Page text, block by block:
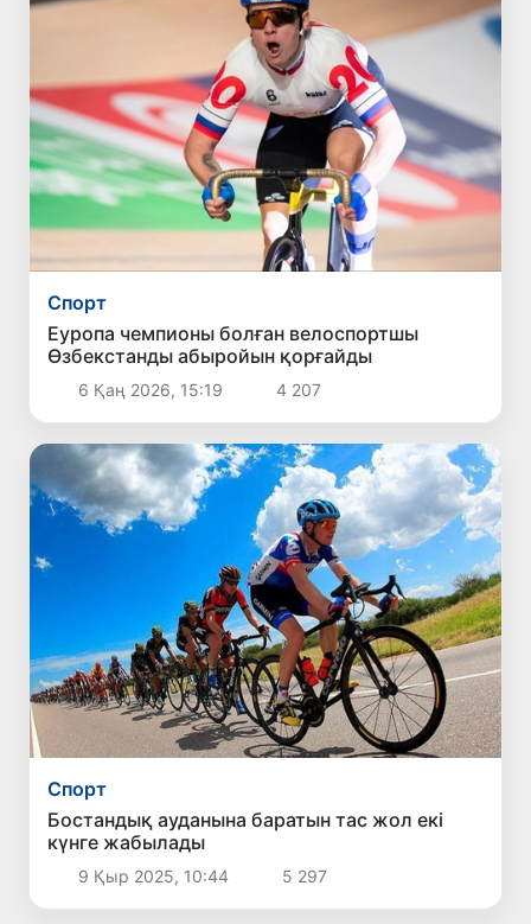
Спорт
Еуропа чемпионы болған велоспортшы
Өзбекстанды абыройын қорғайды
6 Қаң 2026, 15:19 4 207
Спорт
Бостандық ауданына баратын тас жол екі
күнге жабылады
9 Қыр 2025, 10:44 5 297